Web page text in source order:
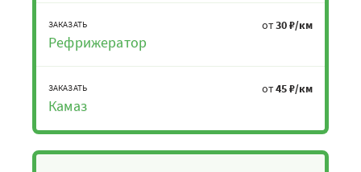
ЗАКАЗАТЬ
Рефрижератор
от30 ₽/км
ЗАКАЗАТЬ
Камаз
от45 ₽/км